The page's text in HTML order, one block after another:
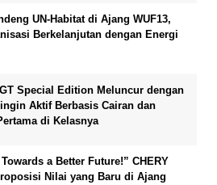
UN-Habitat di Ajang WUF13,
Berkelanjutan dengan Energi
Special Edition Meluncur dengan
Aktif Berbasis Cairan dan
di Kelasnya
a Better Future!” CHERY
Nilai yang Baru di Ajang